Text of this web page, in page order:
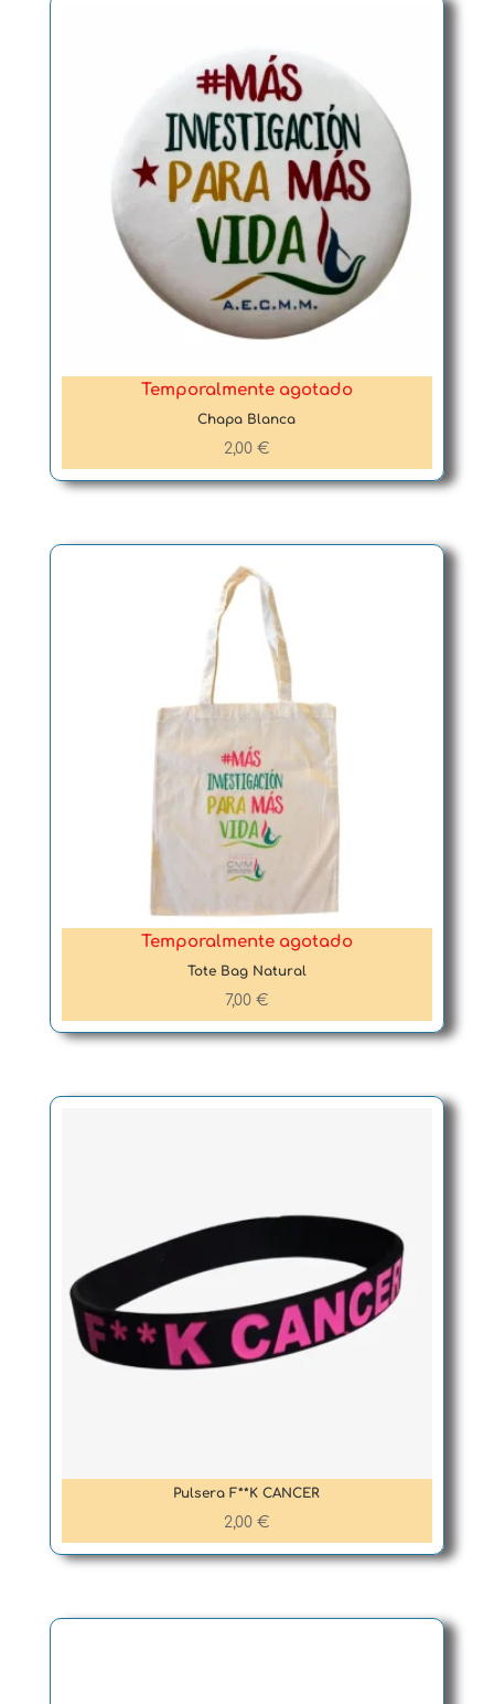
Temporalmente agotado
Chapa Blanca
2,00 €
Temporalmente agotado
Tote Bag Natural
7,00 €
Pulsera F**K CANCER
2,00 €